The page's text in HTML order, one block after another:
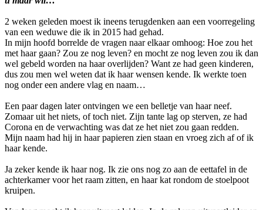
2 weken geleden moest ik ineens terugdenken aan een voorregeling
van een weduwe die ik in 2015 had gehad.
In mijn hoofd borrelde de vragen naar elkaar omhoog: Hoe zou het
met haar gaan? Zou ze nog leven? en mocht ze nog leven zou ik dan
wel gebeld worden na haar overlijden? Want ze had geen kinderen,
dus zou men wel weten dat ik haar wensen kende. Ik werkte toen
nog onder een andere vlag en naam…
Een paar dagen later ontvingen we een belletje van haar neef.
Zomaar uit het niets, of toch niet. Zijn tante lag op sterven, ze had
Corona en de verwachting was dat ze het niet zou gaan redden.
Mijn naam had hij in haar papieren zien staan en vroeg zich af of ik
haar kende.
Ja zeker kende ik haar nog. Ik zie ons nog zo aan de eettafel in de
achterkamer voor het raam zitten, en haar kat rondom de stoelpoot
kruipen.